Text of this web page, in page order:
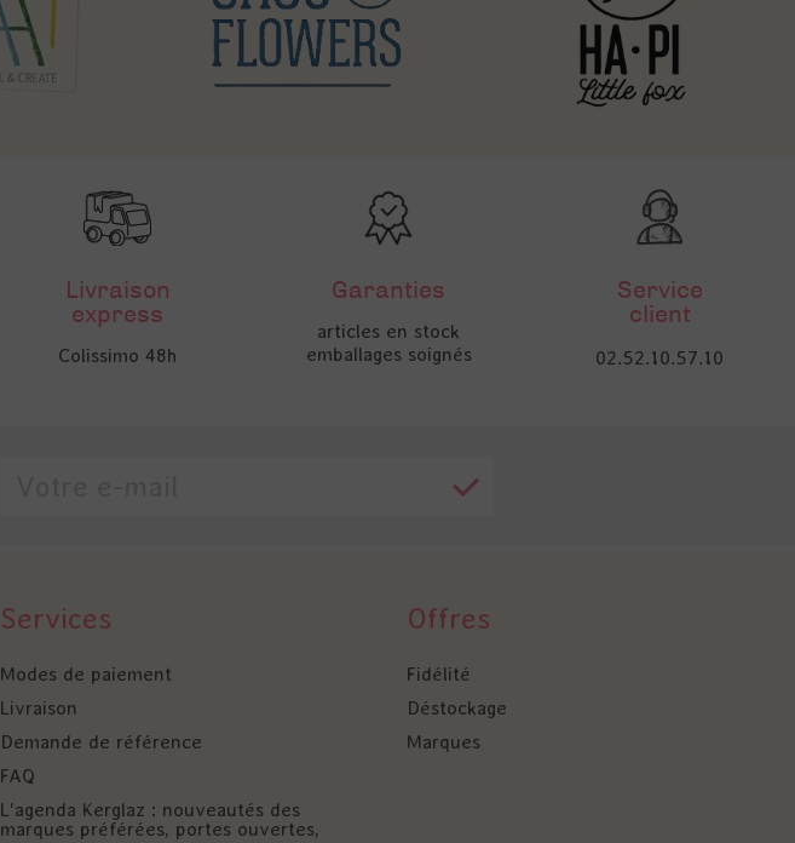
Livraison
express
Colissimo 48h
Garanties
articles en stock
emballages soignés
Service
client
02.52.10.57.10
Services
Modes de paiement
Livraison
Demande de référence
FAQ
L'agenda Kerglaz : nouveautés des
marques préférées, portes ouvertes,
Offres
Fidélité
Déstockage
Marques